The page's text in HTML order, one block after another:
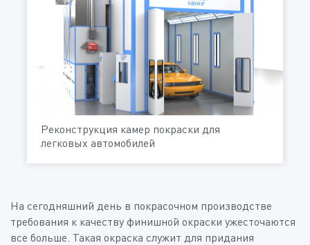
Реконструкция камер покраски для
легковых автомобилей
На сегодняшний день в покрасочном производстве
требования к качеству финишной окраски ужесточаются
все больше. Такая окраска служит для придания